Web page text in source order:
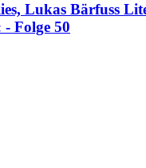
Lukas Bärfuss
Folge 50